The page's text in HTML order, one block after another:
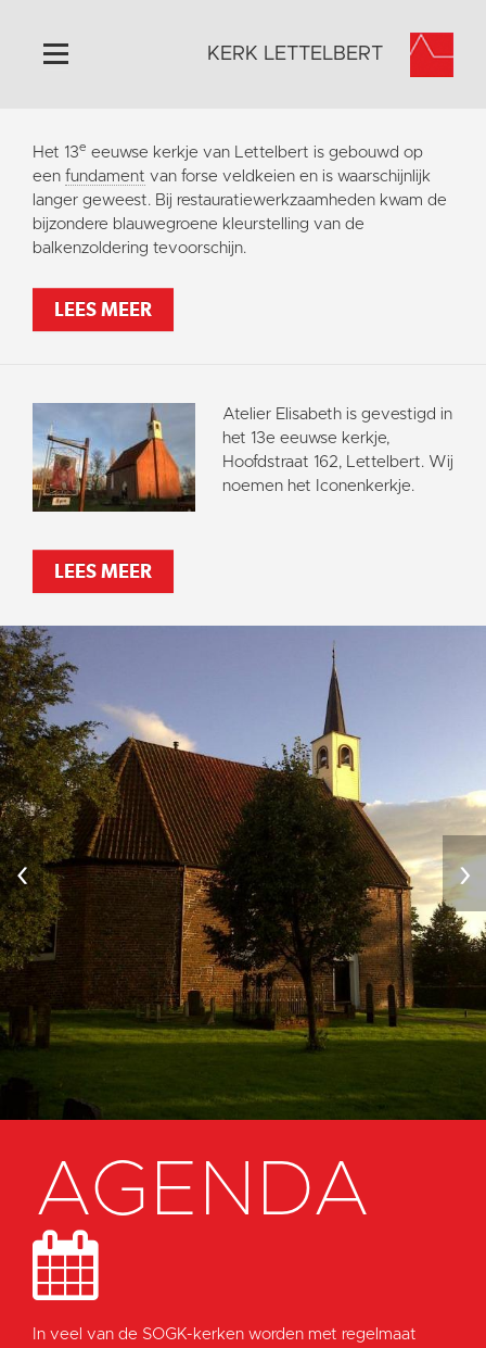
Home
Algemeen
Historie
Omgeving
Activiteiten
Steun ons
KERK LETTELBERT
Het 13e eeuwse kerkje van Lettelbert is gebouwd op
een fundament van forse veldkeien en is waarschijnlijk
langer geweest. Bij restauratiewerkzaamheden kwam de
bijzondere blauwegroene kleurstelling van de
balkenzoldering tevoorschijn.
LEES MEER
Atelier Elisabeth is gevestigd in
het 13e eeuwse kerkje,
Hoofdstraat 162, Lettelbert. Wij
noemen het Iconenkerkje.
LEES MEER
‹ ›
AGENDA
In veel van de SOGK-kerken worden met regelmaat